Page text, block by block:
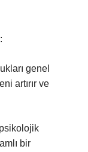
genel
artırır ve
bir